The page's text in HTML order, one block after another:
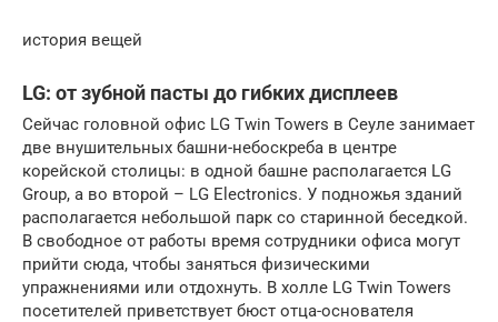
история вещей
LG: от зубной пасты до гибких дисплеев
Сейчас головной офис LG Twin Towers в Сеуле занимает
две внушительных башни-небоскреба в центре
корейской столицы: в одной башне располагается LG
Group, а во второй – LG Electronics. У подножья зданий
располагается небольшой парк со старинной беседкой.
В свободное от работы время сотрудники офиса могут
прийти сюда, чтобы заняться физическими
упражнениями или отдохнуть. В холле LG Twin Towers
посетителей приветствует бюст отца-основателя